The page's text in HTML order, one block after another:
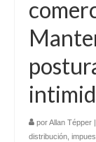
porAllan Tépper
distribución